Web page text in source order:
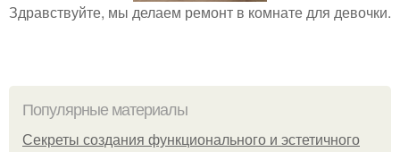
Здравствуйте, мы делаем ремонт в комнате для девочки.
Популярные материалы
Секреты создания функционального и эстетичного